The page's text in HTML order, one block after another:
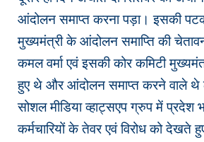
आंदोलन समाप्त करना पड़ा। इसकी
मुख्यमंत्री के आंदोलन समाप्ति की
कमल वर्मा एवं इसकी कोर कमिटी
हुए थे और आंदोलन समाप्त करने वाले थे
सोशल मीडिया व्हाट्सएप ग्रुप में प्रदेश
कर्मचारियों के तेवर एवं विरोध को देखते